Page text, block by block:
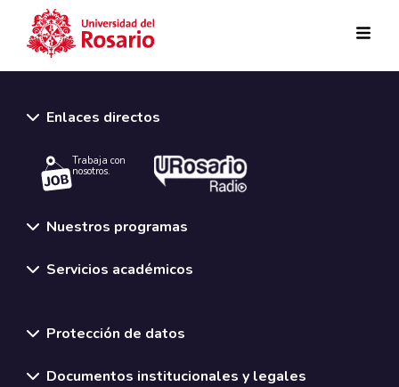
Enlaces directos
Trabaja con
nosotros.
Nuestros programas
Servicios académicos
Protección de datos
Documentos institucionales y legales